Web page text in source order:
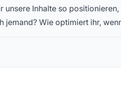
unsere Inhalte so
jemand? Wie optimiert ihr,